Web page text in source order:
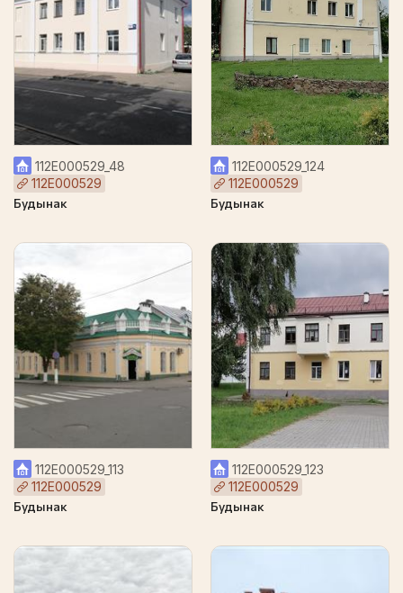
112Е000529_48
112Е000529
Будынак
112Е000529_113
112Е000529
Будынак
112Е000529_124
112Е000529
Будынак
112Е000529_123
112Е000529
Будынак